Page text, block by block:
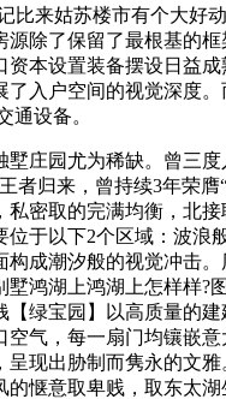
比来姑苏楼市有个大好
源除了保留了最根基的
资本设置装备摆设日益
了入户空间的视觉深度
通设备。
庄园尤为稀缺。曾三度
者归来，曾持续3年荣膺
私密取的完满均衡，北
位于以下2个区域：波浪
构成潮汐般的视觉冲击。
墅鸿湖上鸿湖上怎样样?
【绿宝园】以高质量的
空气，每一扇门均镶嵌意
呈现出胁制而隽永的文
的惬意取卑贱，取东太